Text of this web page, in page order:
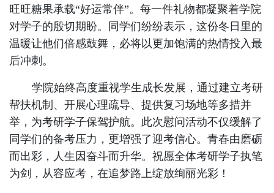
旺旺糖果承载“好运常伴”。每一件礼物都凝聚着学院
对学子的殷切期盼。同学们纷纷表示，这份冬日里的
温暖让他们倍感鼓舞，必将以更加饱满的热情投入最
后冲刺。
学院始终高度重视学生成长发展，通过建立考研
帮扶机制、开展心理疏导、提供复习场地等多措并
举，为考研学子保驾护航。此次慰问活动不仅缓解了
同学们的备考压力，更增强了迎考信心。青春由磨砺
而出彩，人生因奋斗而升华。祝愿全体考研学子执笔
为剑，从容应考，在追梦路上绽放绚丽光彩！